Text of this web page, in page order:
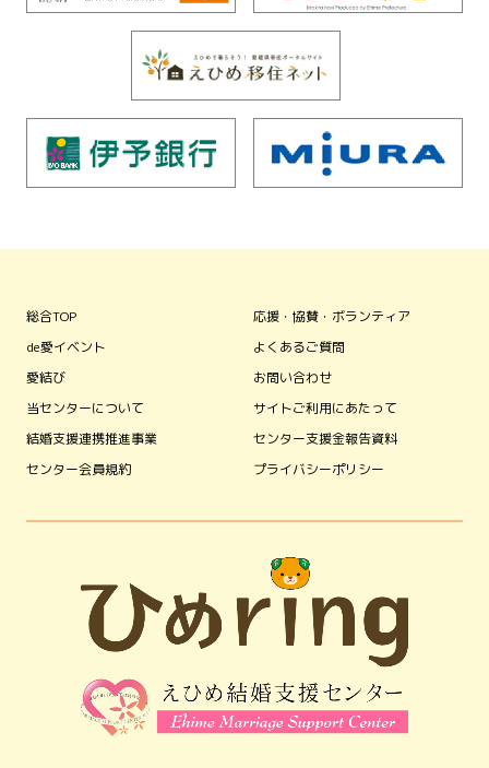
総合TOP
de愛イベント
愛結び
当センターについて
結婚支援連携推進事業
センター会員規約
応援・協賛・ボランティア
よくあるご質問
お問い合わせ
サイトご利用にあたって
センター支援金報告資料
プライバシーポリシー